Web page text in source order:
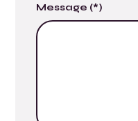
Message (*)